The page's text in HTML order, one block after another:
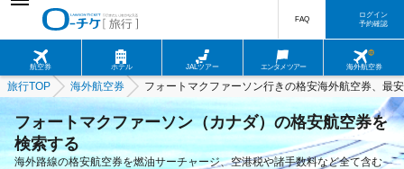
航空券 ホテル JALツアー エンタメツアー 海外航空券
FAQ
ログイン
予約確認
旅行TOP 海外航空券 フォートマクファーソン行きの格安海外航空券、最
フォートマクファーソン（カナダ）の格安航空券を
検索する
海外路線の格安航空券を燃油サーチャージ、空港税や諸手数料など全て含む